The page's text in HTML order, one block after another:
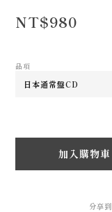
NT$980
品項
加入購物車
分享到